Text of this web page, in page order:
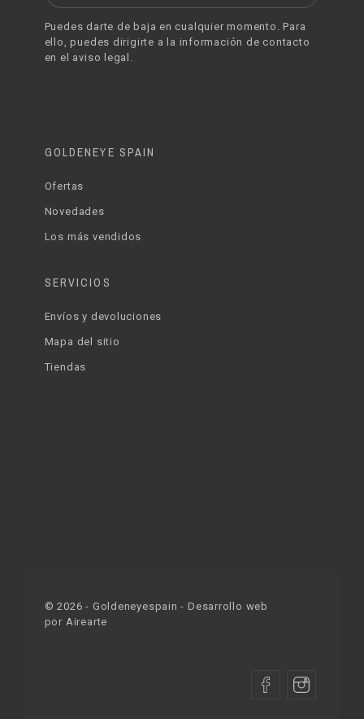
Puedes darte de baja en cualquier momento. Para
ello, puedes dirigirte a la información de contacto
en el aviso legal.
GOLDENEYE SPAIN
Ofertas
Novedades
Los más vendidos
SERVICIOS
Envíos y devoluciones
Mapa del sitio
Tiendas
©2026 - Goldeneyespain - Desarrollo web
por Airearte